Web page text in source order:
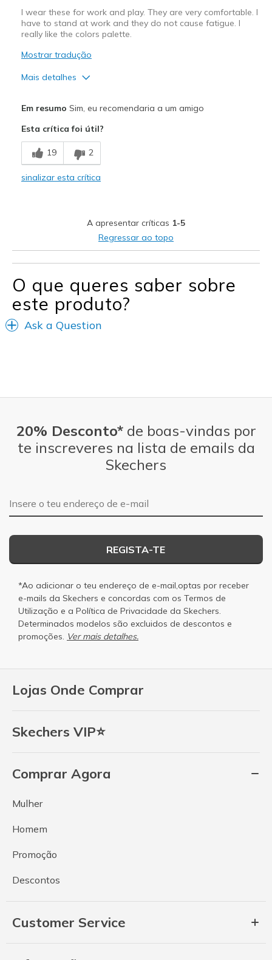
I wear these for work and play. They are very comfortable. I
have to stand at work and they do not cause fatigue. I
really like the colors palette.
Mostrar tradução
Mais detalhes
Breathe Well
Comfortable
View On Shoes
I'm Really Into Shoes
Em resumo Sim, eu recomendaria a um amigo
Esta crítica foi útil?
19 2
sinalizar esta crítica
A apresentar críticas 1-5
Regressar ao topo
O que queres saber sobre
este produto?
Ask a Question
Lojas Onde Comprar
Skechers VIP⭐
Comprar Agora
Mulher
Homem
Promoção
Descontos
Customer Service
20% Desconto*de boas-vindas por
te inscreveres na lista de emails da
Skechers
Endereço de e-mail
REGISTA-TE
*Ao adicionar o teu endereço de e-mail,optas por receber
e-mails da Skechers e concordas com os Termos de
Utilização e a Política de Privacidade da Skechers.
Determinados modelos são excluidos de descontos e
promoções. Ver mais detalhes.